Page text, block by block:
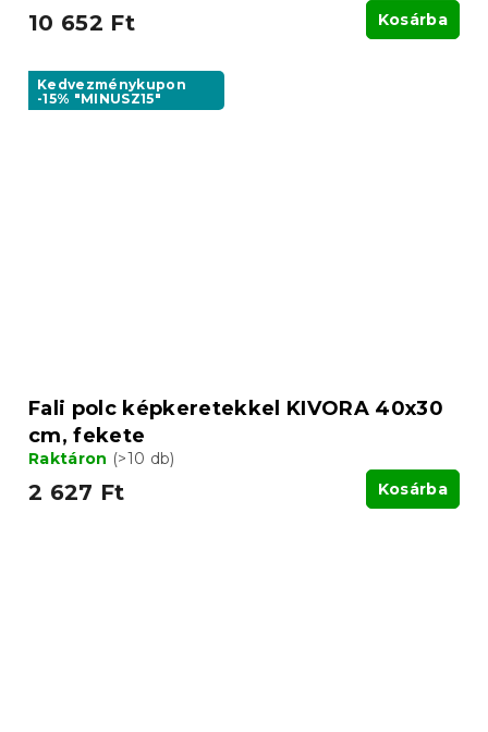
10 652 Ft Kosárba
Kedvezménykupon
-15% "MINUSZ15"
Fali polc képkeretekkel KIVORA 40x30
cm, fekete
Raktáron (>10 db)
2 627 Ft Kosárba